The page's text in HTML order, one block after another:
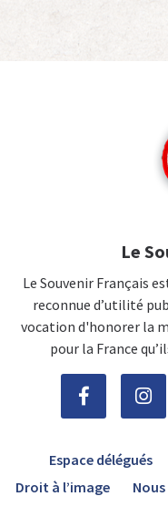
Le
Le Souvenir Français
reconnue d’utilité
vocation d'honorer la
pour la France
Espace délégués
Droit à l’image